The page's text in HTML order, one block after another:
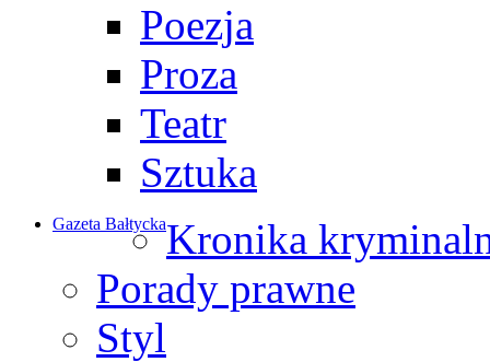
Poezja
Proza
Teatr
Sztuka
Gazeta BałtyckaKronika
Porady prawne
Styl